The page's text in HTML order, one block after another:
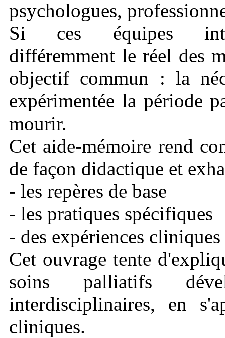
psychologues,
Si ces équipes
différemment le réel des
objectif commun : la
expérimentée la période
mourir.
Cet aide-mémoire rend
de façon didactique et
- les repères de base
- les pratiques spécifiques
- des expériences cliniques
Cet ouvrage tente
soins palliatifs
interdisciplinaires, en
cliniques.